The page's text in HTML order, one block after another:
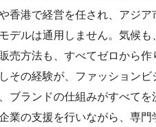
香港で経営を任され、アジ
デルは通用しません。気候
売方法も、すべてゼロから
その経験が、ファッション
ブランドの仕組みがすべて
業の支援を行いながら、専